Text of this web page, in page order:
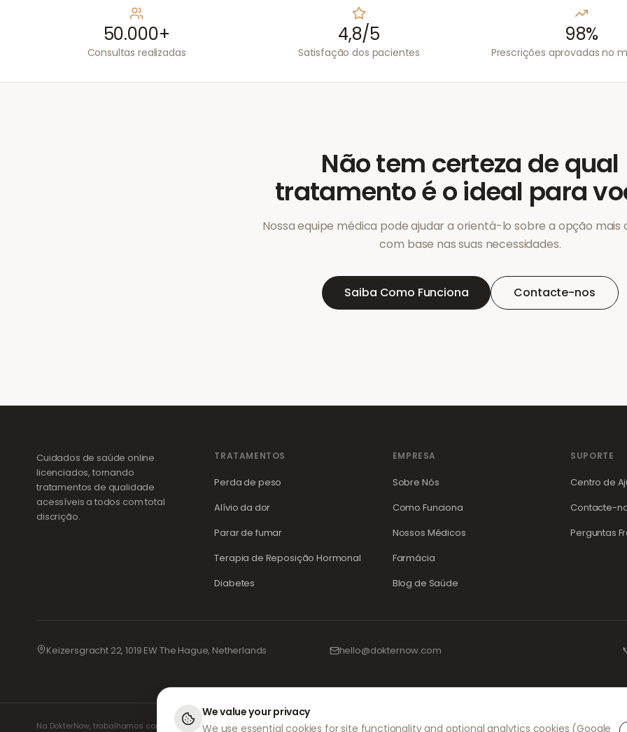
50.000+
Consultas realizadas
4,8/5
Satisfação dos pacientes
98%
Prescrições aprovadas no
Não tem certeza de qual
tratamento é o ideal para
Nossa equipe médica pode ajudar a orientá-lo sobre a opção mais
com base nas suas necessidades.
Saiba Como Funciona Contacte-nos
Cuidados de saúde online
licenciados, tornando
tratamentos de qualidade
acessíveis a todos com total
discrição.
TRATAMENTOS
Perda de peso
Alívio da dor
Parar de fumar
Terapia de Reposição Hormonal
Diabetes
EMPRESA
Sobre Nós
Como Funciona
Nossos Médicos
Farmácia
Blog de Saúde
SUPORTE
Centro de
Contacte-
Perguntas
Keizersgracht 22, 1019 EW The Hague, Netherlands hello@dokternow.com
Na DokterNow, trabalhamos com médicos e farmácias totalmente registados e profissionais de saúde experientes para garantir que as suas
We value your privacy
We use essential cookies for site functionality and optional analytics cookies (Google